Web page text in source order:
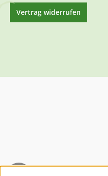
Vertrag widerrufen